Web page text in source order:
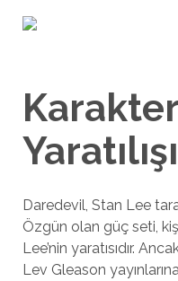
Daredevil, Stan Lee
Özgün olan güç seti,
Lee’nin yaratısıdır.
Lev Gleason